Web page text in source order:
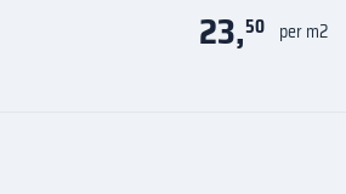
23,50 per m2